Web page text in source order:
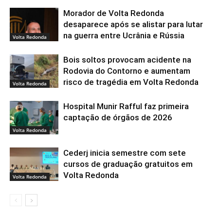
Volta Redonda
Morador de Volta Redonda
desaparece após se alistar para lutar
na guerra entre Ucrânia e Rússia
Volta Redonda
Bois soltos provocam acidente na
Rodovia do Contorno e aumentam
risco de tragédia em Volta Redonda
Volta Redonda
Hospital Munir Rafful faz primeira
captação de órgãos de 2026
Volta Redonda
Cederj inicia semestre com sete
cursos de graduação gratuitos em
Volta Redonda